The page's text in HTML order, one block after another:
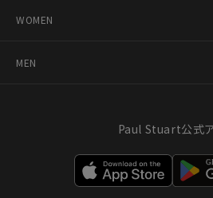
WOMEN
MEN
Paul Stuart公式